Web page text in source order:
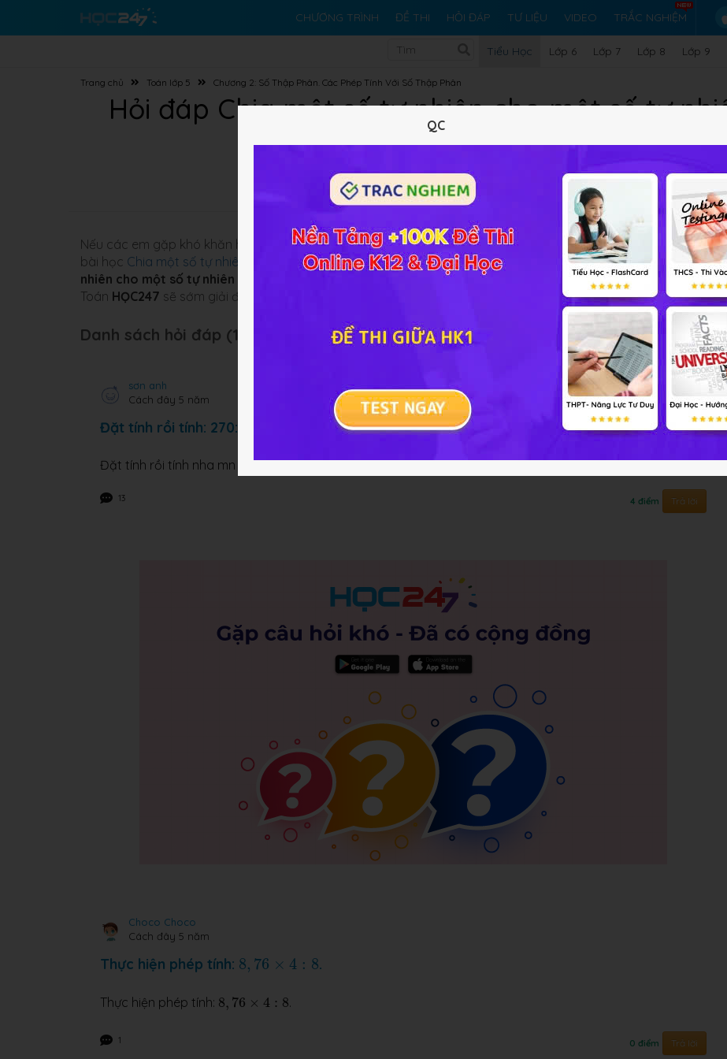
CHƯƠNG TRÌNH ĐỀ THI HỎI ĐÁP TƯ LIỆU VIDEO TRẮC NGHIỆM
Tiểu Học Lớp 6 Lớp 7 Lớp 8 Lớp 9
Trang chủ Toán lớp 5 Chương 2: Số Thập Phân. Các Phép Tính Với Số Thập Phân
Hỏi đáp Chia một số tự nhiên cho một số tự
được là một số thập phân
Lý thuyết 10Trắc nghiệm BT SGK 10 FAQ
Nếu các em gặp khó khăn hay có những bài toán hay muốn chia sẻ trong quá trình làm bài tập liên quan đến
bài học Chia một số tự nhiên cho một số tự nhiên mà thương tìm được là một số thập phânChia một số tự
nhiên cho một số tự nhiên mà thương tìm được là một số thập phânhãy đặt câu hỏi ở đây cộng đồng
Toán HỌC247 sẽ sớm giải đáp cho các em.
Danh sách hỏi đáp (10 câu):
sơn anh
Cách đây 5 năm
Đặt tính rồi tính: 270: 10,8=
Đặt tính rồi tính nha mn
13 4 điểm Trả lời
Choco Choco
Cách đây 5 năm
Thực hiện phép tính: 8, 76 × 4 : 8
8 76× 4 : .
Thực hiện phép tính: 8, 76 × 4 : 8
8 76× 4: 8 .
1 0 điểm Trả lời
QC